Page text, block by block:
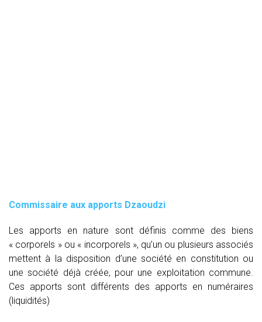
Commissaire aux apports Dzaoudzi
Les apports en nature sont définis comme des biens
« corporels » ou « incorporels », qu’un ou plusieurs associés
mettent à la disposition d’une société en constitution ou
une société déjà créée, pour une exploitation commune.
Ces apports sont différents des apports en numéraires
(liquidités)